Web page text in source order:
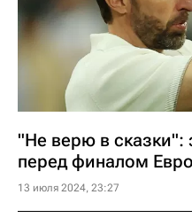
"Не верю в сказки":
перед финалом
13 июля 2024, 23:27